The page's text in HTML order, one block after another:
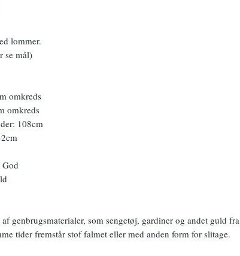
lommer.
se mål)
omkreds
omkreds
108cm
God
genbrugsmaterialer, som sengetøj, gardiner og andet guld fra
tider fremstår stof falmet eller med anden form for slitage.